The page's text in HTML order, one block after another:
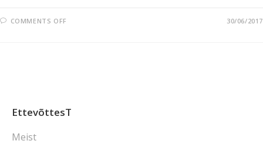
COMMENTS OFF 30/06/2017
EttevõttesT
Meist